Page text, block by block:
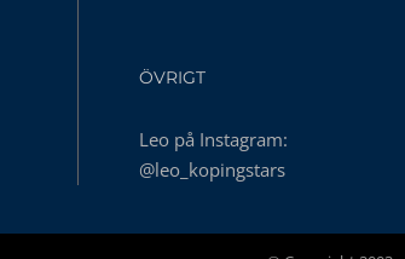
ÖVRIGT
Leo på Instagram:
@leo_kopingstars